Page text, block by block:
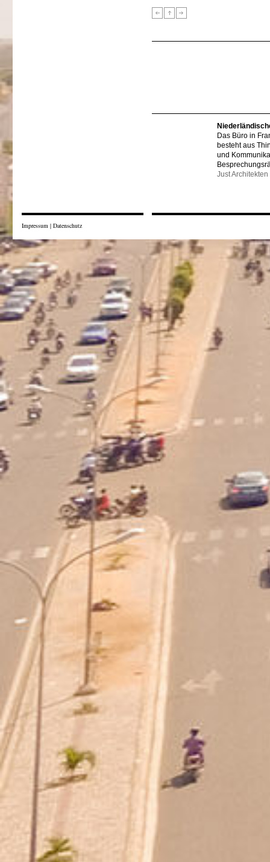
Das Büro in
besteht aus
und
Just Architekten
Impressum | Datenschutz